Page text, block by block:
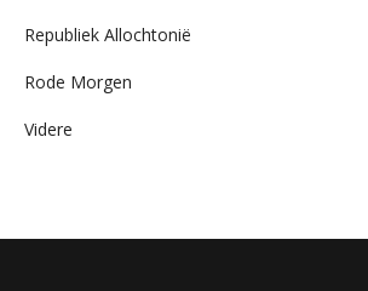
Republiek Allochtonië
Rode Morgen
Videre